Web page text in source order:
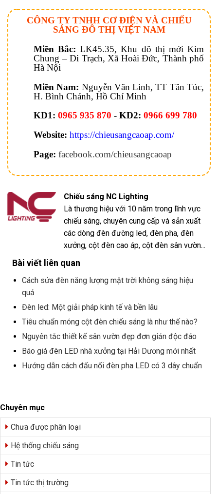
Chuyên mục
Chưa được phân loại
Hệ thống chiếu sáng
Tin tức
Tin tức thị trường
CÔNG TY TNHH CƠ ĐIỆN VÀ CHIẾU
SÁNG ĐÔ THỊ VIỆT NAM
Miền Bắc: LK45.35, Khu đô thị mới Kim
Chung – Di Trạch, Xã Hoài Đức, Thành phố
Hà Nội
Miền Nam: Nguyễn Văn Linh, TT Tân Túc,
H. Bình Chánh, Hồ Chí Minh
KD1: 0965 935 870 - KD2: 0966 699 780
Website: https://chieusangcaoap.com/
Page: facebook.com/chieusangcaoap
Chiếu sáng NC Lighting
Là thương hiệu với 10 năm trong lĩnh vực
chiếu sáng, chuyên cung cấp và sản xuất
các dòng đèn đường led, đèn pha, đèn
xưởng, cột đèn cao áp, cột đèn sân vườn...
Bài viết liên quan
Cách sửa đèn năng lượng mặt trời không sáng hiệu
quả
Đèn led: Một giải pháp kinh tế và bền lâu
Tiêu chuẩn móng cột đèn chiếu sáng là như thế nào?
Nguyên tắc thiết kế sân vườn đẹp đơn giản độc đáo
Báo giá đèn LED nhà xưởng tại Hải Dương mới nhất
Hướng dẫn cách đấu nối đèn pha LED có 3 dây chuẩn